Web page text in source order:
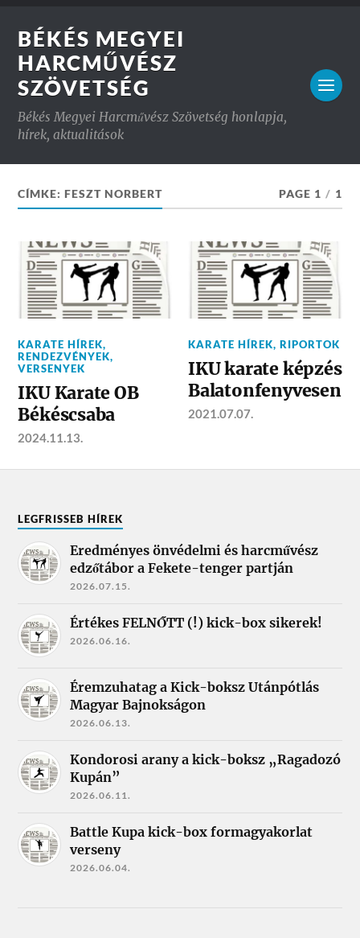
BÉKÉS MEGYEI
HARCMŰVÉSZ
SZÖVETSÉG
Békés Megyei Harcművész Szövetség honlapja,
hírek, aktualitások
CÍMKE:FESZT NORBERT PAGE 1 / 1
KARATE HÍREK,
RENDEZVÉNYEK,
VERSENYEK
IKU Karate OB
Békéscsaba
2024.11.13.
KARATE HÍREK,RIPORTOK
IKU karate képzés
Balatonfenyvesen
2021.07.07.
LEGFRISSEB HÍREK
Eredményes önvédelmi és harcművész
edzőtábor a Fekete-tenger partján
2026.07.15.
Értékes FELNŐTT (!) kick-box sikerek!
2026.06.16.
Éremzuhatag a Kick-boksz Utánpótlás
Magyar Bajnokságon
2026.06.13.
Kondorosi arany a kick-boksz „Ragadozó
Kupán”
2026.06.11.
Battle Kupa kick-box formagyakorlat
verseny
2026.06.04.